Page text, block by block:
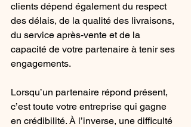
clients dépend également du respect
des délais, de la qualité des livraisons,
du service après-vente et de la
capacité de votre partenaire à tenir ses
engagements.
Lorsqu’un partenaire répond présent,
c’est toute votre entreprise qui gagne
en crédibilité. À l’inverse, une difficulté